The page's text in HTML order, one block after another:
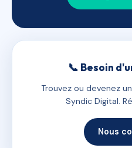
📞 Besoin
Trouvez ou devenez
Syndic Digital.
Nous